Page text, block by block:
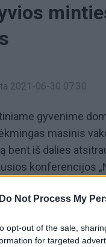
Do Not Process My
opt-out of the sale,
for targeted
2021-06-30 07:30
gyvenime
masinis
bent iš dalies
konferencijos
intelektualų
galimas
ateičiai. Politinė